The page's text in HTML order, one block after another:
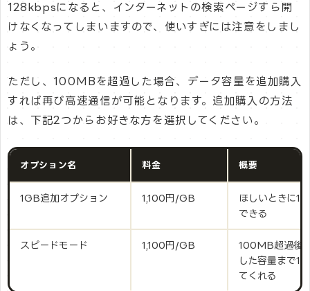
128kbpsになると、インターネットの検索ページすら開
けなくなってしまいますので、使いすぎには注意をしまし
ょう。
ただし、100MBを超過した場合、データ容量を追加購入
すれば再び高速通信が可能となります。追加購入の方法
は、下記2つからお好きな方を選択してください。
オプション名 料金 概要
1GB追加オプション 1,100円/GB
ほしいときに
できる
スピードモード 1,100円/GB
100MB超過後
した容量まで
てくれる